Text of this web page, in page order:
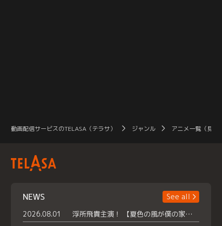
動画配信サービスのTELASA（テラサ） ジャンル アニメ一覧（見放
NEWS
See all
2026.08.01
浮所飛貴主演！ 【夏色の風が僕の家にやってきた】 本日よりテラサで独占配信スタート！